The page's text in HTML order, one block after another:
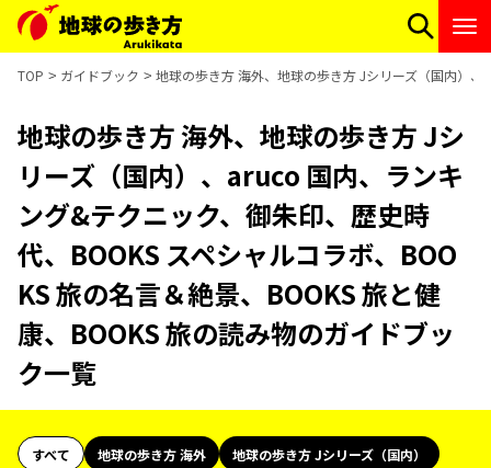
TOP ガイドブック 地球の歩き方 海外、地球の歩き方 Jシリーズ（国内）
地球の歩き方 海外、地球の歩き方 Jシ
リーズ（国内）、aruco 国内、ランキ
ング&テクニック、御朱印、歴史時
代、BOOKS スペシャルコラボ、BOO
KS 旅の名言＆絶景、BOOKS 旅と健
康、BOOKS 旅の読み物のガイドブッ
ク一覧
すべて 地球の歩き方 海外
地球の歩き方 Jシリーズ（国内）